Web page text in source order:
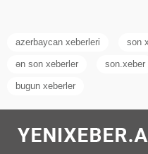
azerbaycan xeberleri son
ən son xeberler son.xeber
bugun xeberler